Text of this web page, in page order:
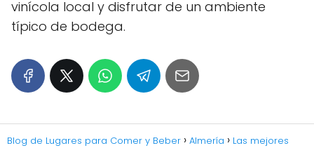
vinícola local y disfrutar de un ambiente
típico de bodega.
Blog de Lugares para Comer y Beber Almería
Las mejores